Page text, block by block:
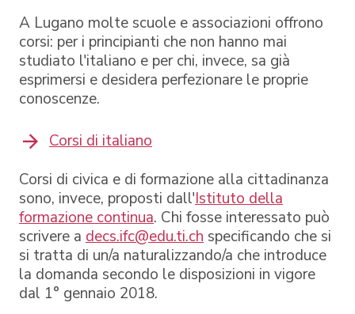
A Lugano molte scuole e associazioni offrono
corsi: per i principianti che non hanno mai
studiato l'italiano e per chi, invece, sa già
esprimersi e desidera perfezionare le proprie
conoscenze.
Corsi di italiano
Corsi di civica e di formazione alla cittadinanza
sono, invece, proposti dall'Istituto della
formazione continua. Chi fosse interessato può
scrivere a decs.ifc@edu.ti.ch specificando che si
si tratta di un/a naturalizzando/a che introduce
la domanda secondo le disposizioni in vigore
dal 1° gennaio 2018.